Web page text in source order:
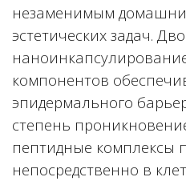
незаменимым
эстетических задач.
компонентов
эпидермального
степень
пептидные комплексы
непосредственно в